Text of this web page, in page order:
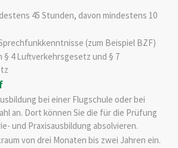
45 Stunden, davon mindestens 10
(zum Beispiel BZF)
§ 4 Luftverkehrsgesetz und § 7
bei einer Flugschule oder bei
an. Dort können Sie die für die Prüfung
und Praxisausbildung absolvieren.
von drei Monaten bis zwei Jahren ein.